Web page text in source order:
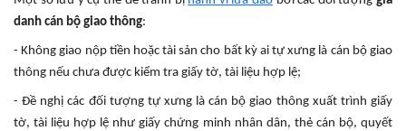
danh cán bộ giao thông:
- Không giao nộp tiền hoặc tài sản cho bất kỳ ai tự xưng là cán bộ giao
thông nếu chưa được kiểm tra giấy tờ, tài liệu hợp lệ;
- Đề nghị các đối tượng tự xưng là cán bộ giao thông xuất trình giấy
tờ, tài liệu hợp lệ như giấy chứng minh nhân dân, thẻ cán bộ, quyết